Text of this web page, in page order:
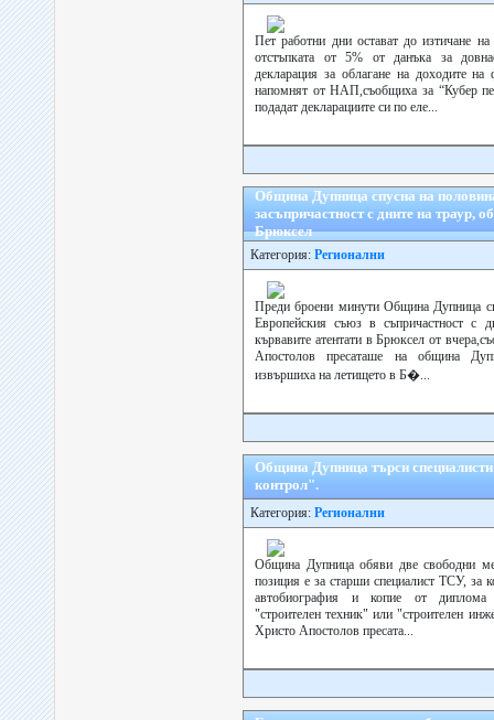
Пет работни дни остават до изтичане
отстъпката от 5% от данъка за
декларация за облагане на доходите
напомнят от НАП,съобщиха за “Кубер
подадат декларациите си по еле...
Община Дупница спусна на
засъпричастност с дните на траур,
Брюксел
Категория: Регионални
Преди броени минути Община Дупница
Европейския съюз в съпричастност с
кървавите атентати в Брюксел от
Апостолов пресаташе на община
извършиха на летището в Б�...
Община Дупница търси
контрол".
Категория: Регионални
Община Дупница обяви две свободни
позиция е за старши специалист ТСУ, за
автобиография и копие от диплома
"строителен техник" или "строителен
Христо Апостолов пресата...